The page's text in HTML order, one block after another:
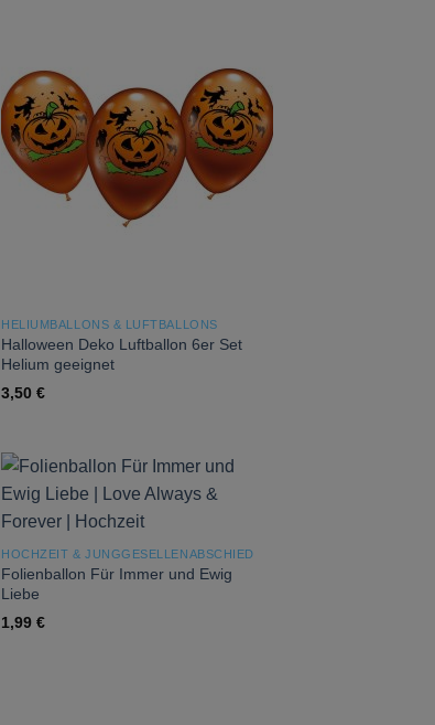
HELIUMBALLONS & LUFTBALLONS
Halloween Deko Luftballon 6er Set
Helium geeignet
3,50€
HOCHZEIT & JUNGGESELLENABSCHIED
Folienballon Für Immer und Ewig
Liebe
1,99€